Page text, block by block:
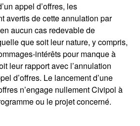
appel d’offres, les
avertis de cette annulation par
aucun cas redevable de
que soit leur nature, y compris,
intérêts pour manque à
leur rapport avec l’annulation
d’offres. Le lancement d’une
n’engage nullement Civipol à
ou le projet concerné.